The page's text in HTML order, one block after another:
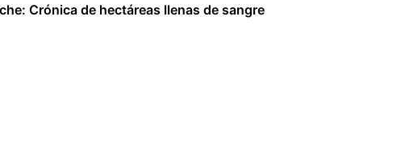
Crónica de hectáreas llenas de sangre